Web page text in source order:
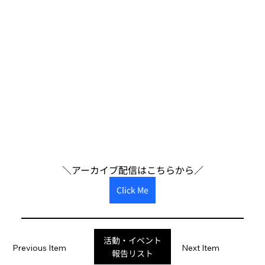
＼アーカイブ配信はこちらから／
Click Me
Previous Item Next Item
活動・イベント
報告リスト